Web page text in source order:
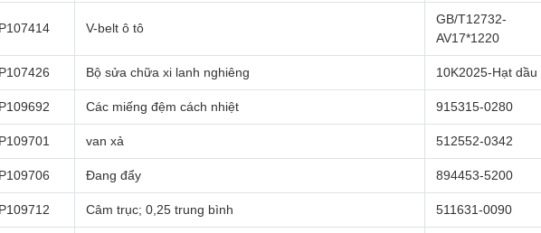
V-belt ô tô
GB/T12732-
AV17*1220
Bộ sửa chữa xi lanh nghiêng 10K2025-Hạt dầu
Các miếng đệm cách nhiệt 915315-0280
van xả 512552-0342
Đang đẩy 894453-5200
Câm trục; 0,25 trung bình 511631-0090